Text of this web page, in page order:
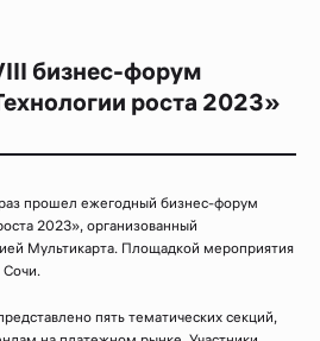
бизнес-форум
роста 2023»
прошел ежегодный бизнес-форум
2023», организованный
Мультикарта. Площадкой мероприятия
Сочи.
пять тематических секций,